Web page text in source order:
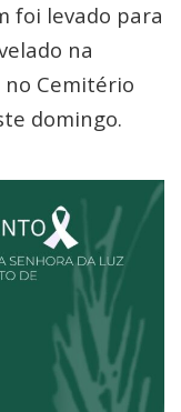
foi levado para
na
no Cemitério
domingo.